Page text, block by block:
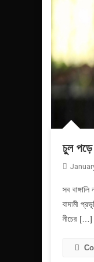
চুল পড়ে
সব
বাদামী
নীচের […]